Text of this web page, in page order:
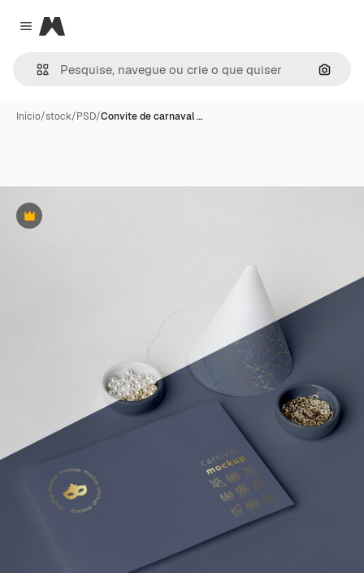
Close menu
Magnific
Início/stock/PSD/Convite de carnaval …
Premium